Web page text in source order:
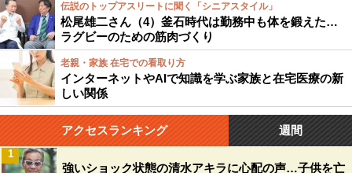
伝説のトップアスリートに聞く「シニアスタイル」
松尾雄二さん（4）釜石時代は勤務中も体を鍛えた…
ラグビーのための筋肉づくり
老親・家族 在宅での看取り方
インターネットやAIで知識を学ぶ家族と在宅医療の新
しい関係
アクセスランキング 週間
強いショック状態の清水アキラに心配の声…子供を亡
1